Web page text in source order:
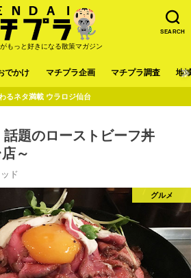
SEARCH
もっと好きになる散策マガジン
でかけ マチプラ企画 マチプラ調査 地
るネタ満載 ウラロジ仙台
話題のローストビーフ丼
～
ド
グルメ